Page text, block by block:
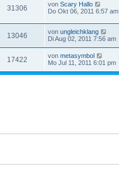
31306 von Scary Hallo
Do Okt 06, 2011 6:57 am
13046 von ungleichklang
Di Aug 02, 2011 7:56 am
17422 von metasymbol
Mo Jul 11, 2011 6:01 pm